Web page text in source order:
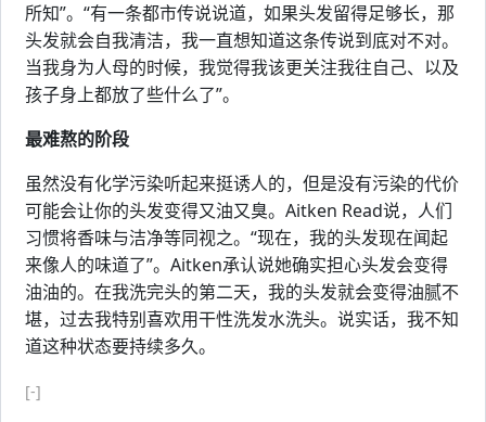
所知”。“有一条都市传说说道，如果头发留得足够长，那
头发就会自我清洁，我一直想知道这条传说到底对不对。
当我身为人母的时候，我觉得我该更关注我往自己、以及
孩子身上都放了些什么了”。
最难熬的阶段
虽然没有化学污染听起来挺诱人的，但是没有污染的代价
可能会让你的头发变得又油又臭。Aitken Read说，人们
习惯将香味与洁净等同视之。“现在，我的头发现在闻起
来像人的味道了”。Aitken承认说她确实担心头发会变得
油油的。在我洗完头的第二天，我的头发就会变得油腻不
堪，过去我特别喜欢用干性洗发水洗头。说实话，我不知
道这种状态要持续多久。
[-]